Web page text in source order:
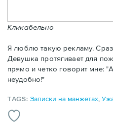
Кликабельно
Я люблю такую рекламу.
Девушка протягивает для
прямо и четко говорит мне:
неудобно!"
TAGS:Записки на манжетах,